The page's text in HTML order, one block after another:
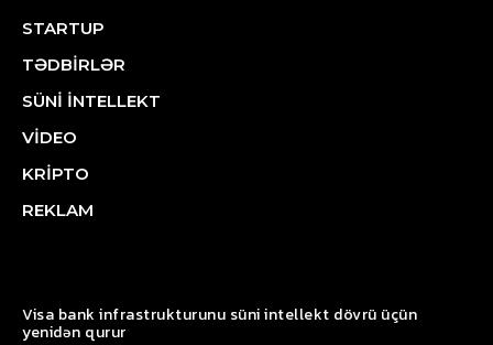
STARTUP
TƏDBİRLƏR
SÜNİ İNTELLEKT
VİDEO
KRİPTO
REKLAM
Visa bank infrastrukturunu süni intellekt dövrü üçün
yenidən qurur